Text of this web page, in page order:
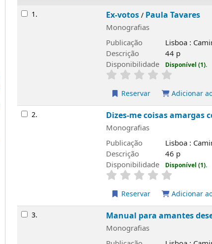
Resultados
1. Ex-votos/ Paula Tavares
Monografias
Publicação
Lisboa :
Descrição
44 p
Disponibilidade
Disponível (1).
Reservar Adicionar
2. Dizes-me coisas amargas
Monografias
Publicação
Lisboa :
Descrição
46 p
Disponibilidade
Disponível (1).
Reservar Adicionar
3. Manual para amantes
Monografias